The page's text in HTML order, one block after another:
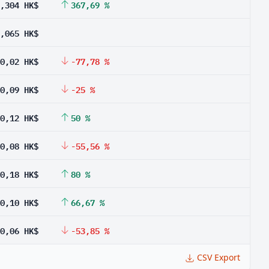
HK$ 367,69 %
HK$
0,02 HK$ -77,78 %
0,09 HK$ -25 %
0,12 HK$ 50 %
0,08 HK$ -55,56 %
0,18 HK$ 80 %
0,10 HK$ 66,67 %
0,06 HK$ -53,85 %
CSV Export